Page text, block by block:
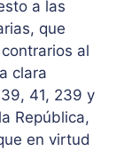
a las
que
al
clara
41, 239 y
República,
en virtud